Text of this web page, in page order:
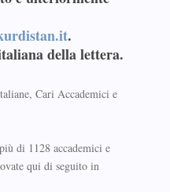
.
della lettera.
Cari Accademici e
di 1128 accademici e
qui di seguito in